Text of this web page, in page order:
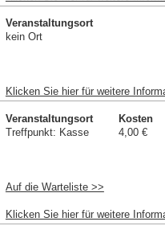
Veranstaltungsort
kein Ort
Klicken Sie hier für weitere
Veranstaltungsort
Treffpunkt: Kasse
Kosten
4,00 €
Auf die Warteliste >>
Klicken Sie hier für weitere